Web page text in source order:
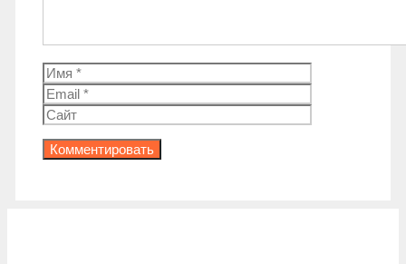
Имя